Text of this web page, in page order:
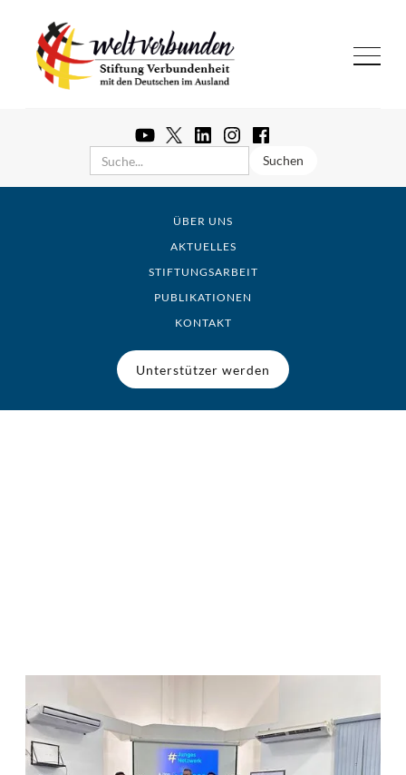
ÜBER UNS
AKTUELLES
STIFTUNGSARBEIT
PUBLIKATIONEN
KONTAKT
Unterstützer werden